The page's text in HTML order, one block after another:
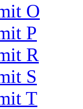
O
P
R
S
T